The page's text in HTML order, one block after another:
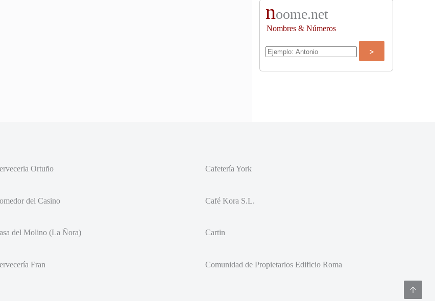
noome.net
Nombres & Números
Ortuño Cafetería York
del Casino Café Kora S.L.
del Molino (La Ñora) Cartin
Fran Comunidad de Propietarios Edificio Roma